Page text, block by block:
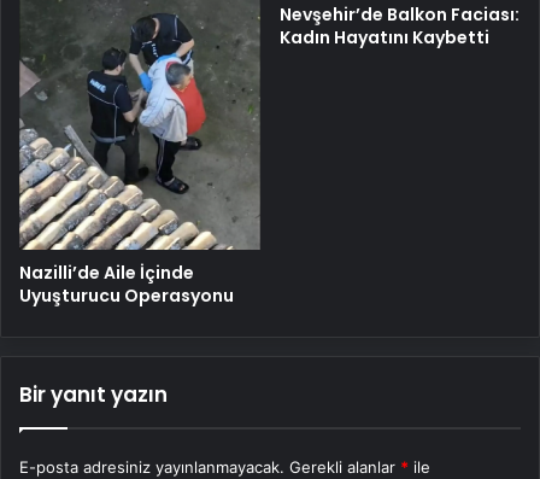
Nazilli’de Aile İçinde
Uyuşturucu Operasyonu
Nevşehir’de Balkon Faciası:
Kadın Hayatını Kaybetti
Bir yanıt yazın
E-posta adresiniz yayınlanmayacak. Gerekli alanlar * ile